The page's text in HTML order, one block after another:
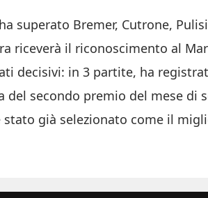
superato Bremer, Cutrone,
riceverà il riconoscimento al
decisivi: in 3 partite, ha
del secondo premio del mese di
già selezionato come il